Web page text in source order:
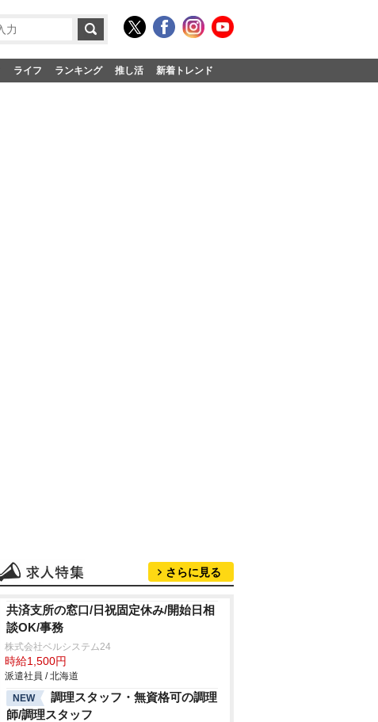
ライフ ランキング 推し活 新着トレンド
さらに見る
共済支所の窓口/日祝固定休み/開始日相
談OK/事務
株式会社ベルシステム24
時給1,500円
派遣社員 / 北海道
NEW
調理スタッフ・無資格可の調理
師/調理スタッフ